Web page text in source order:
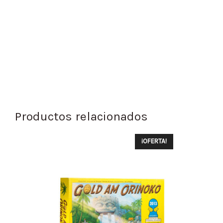
Productos relacionados
¡OFERTA!